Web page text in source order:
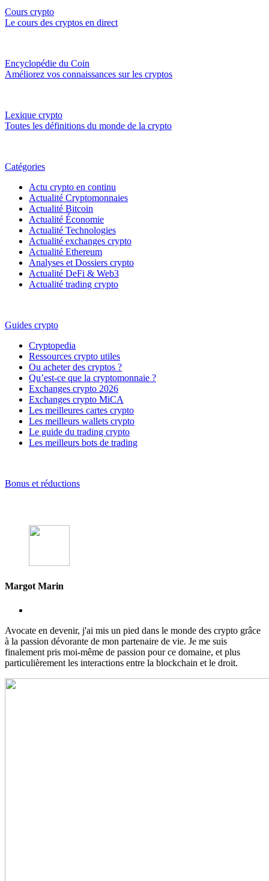
Cours crypto
Le cours des cryptos en direct
Encyclopédie du Coin
Améliorez vos connaissances sur les cryptos
Lexique crypto
Toutes les définitions du monde de la crypto
Catégories
Actu crypto en continu
Actualité Cryptomonnaies
Actualité Bitcoin
Actualité Économie
Actualité Technologies
Actualité exchanges crypto
Actualité Ethereum
Analyses et Dossiers crypto
Actualité DeFi & Web3
Actualité trading crypto
Guides crypto
Cryptopedia
Ressources crypto utiles
Ou acheter des cryptos ?
Qu’est-ce que la cryptomonnaie ?
Exchanges crypto 2026
Exchanges crypto MiCA
Les meilleures cartes crypto
Les meilleurs wallets crypto
Le guide du trading crypto
Les meilleurs bots de trading
Bonus et réductions
Margot Marin
Avocate en devenir, j'ai mis un pied dans le monde des crypto grâce
à la passion dévorante de mon partenaire de vie. Je me suis
finalement pris moi-même de passion pour ce domaine, et plus
particulièrement les interactions entre la blockchain et le droit.